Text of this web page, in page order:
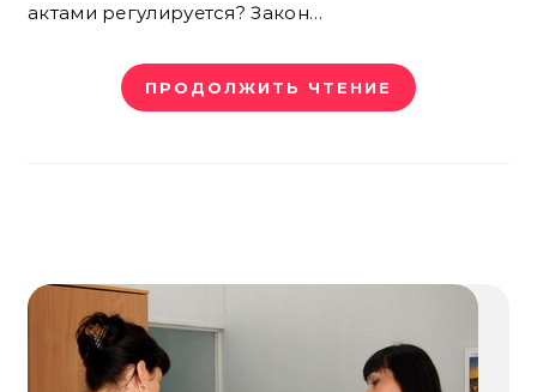
актами регулируется? Закон…
ПРОДОЛЖИТЬ ЧТЕНИЕ